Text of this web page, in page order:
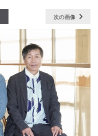
次の画像